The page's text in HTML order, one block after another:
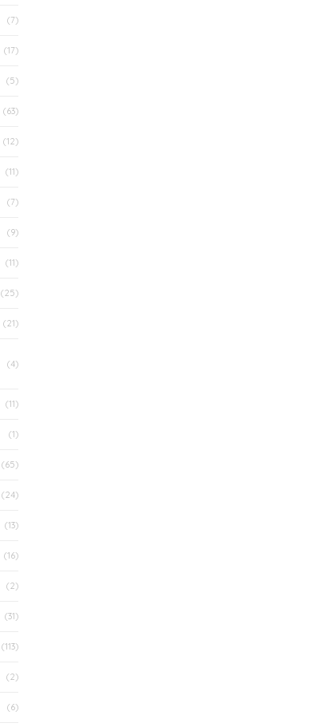
(7)
(17)
(5)
(63)
(12)
(11)
(7)
(9)
(11)
(25)
(21)
(4)
(11)
(1)
(65)
(24)
(13)
(16)
(2)
(31)
(113)
(2)
(6)